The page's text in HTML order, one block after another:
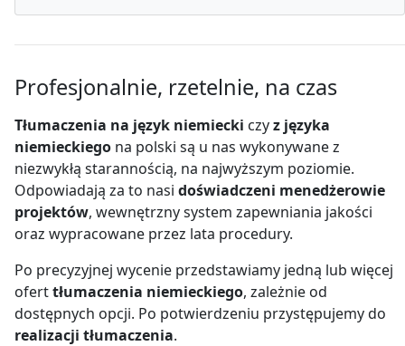
Profesjonalnie, rzetelnie, na czas
Tłumaczenia na język niemiecki czyz języka
niemieckiego na polski są u nas wykonywane z
niezwykłą starannością, na najwyższym poziomie.
Odpowiadają za to nasi doświadczeni menedżerowie
projektów, wewnętrzny system zapewniania jakości
oraz wypracowane przez lata procedury.
Po precyzyjnej wycenie przedstawiamy jedną lub więcej
oferttłumaczenia niemieckiego, zależnie od
dostępnych opcji. Po potwierdzeniu przystępujemy do
realizacji tłumaczenia.